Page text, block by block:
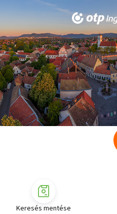
Keresés mentése